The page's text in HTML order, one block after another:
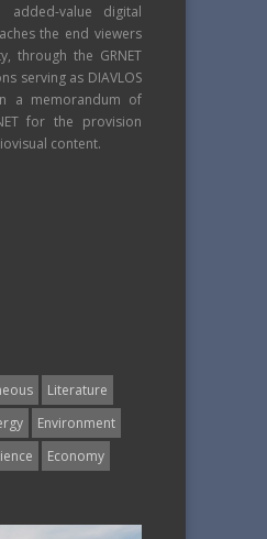
added-value digital
the end viewers
through the GRNET
serving as DIAVLOS
a memorandum of
for the provision
content.
Literature
Εnvironment
Economy